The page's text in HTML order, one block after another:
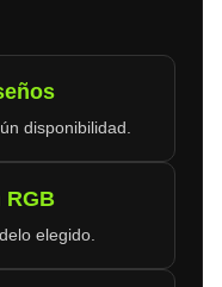
disponibilidad.
RGB
elegido.